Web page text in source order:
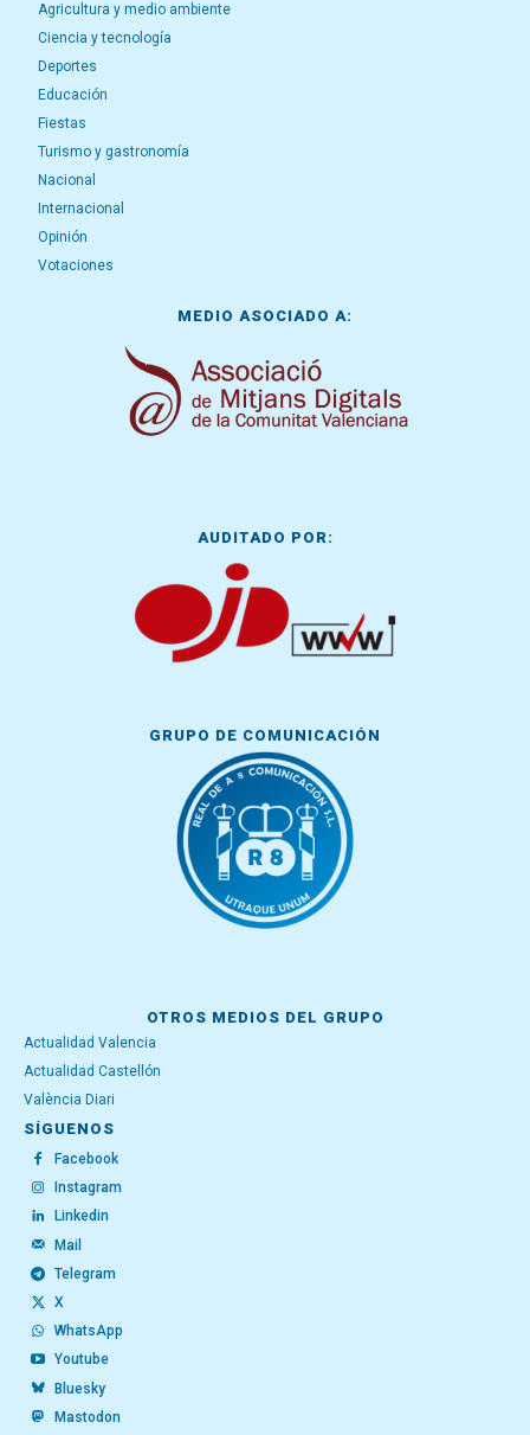
Agricultura y medio ambiente
Ciencia y tecnología
Deportes
Educación
Fiestas
Turismo y gastronomía
Nacional
Internacional
Opinión
Votaciones
MEDIO ASOCIADO A:
AUDITADO POR:
GRUPO DE COMUNICACIÓN
OTROS MEDIOS DEL GRUPO
Actualidad Valencia
Actualidad Castellón
València Diari
SÍGUENOS
Facebook
Instagram
Linkedin
Mail
Telegram
X
WhatsApp
Youtube
Bluesky
Mastodon